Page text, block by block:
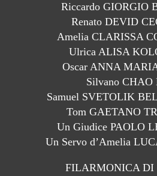
Riccardo GIORGIO
Renato DEVID
Amelia CLARISSA
Ulrica ALISA
Oscar ANNA
Silvano CHAO
Samuel SVETOLIK
Tom GAETANO
Un Giudice PAOLO
Un Servo d’Amelia
FILARMONICA DI